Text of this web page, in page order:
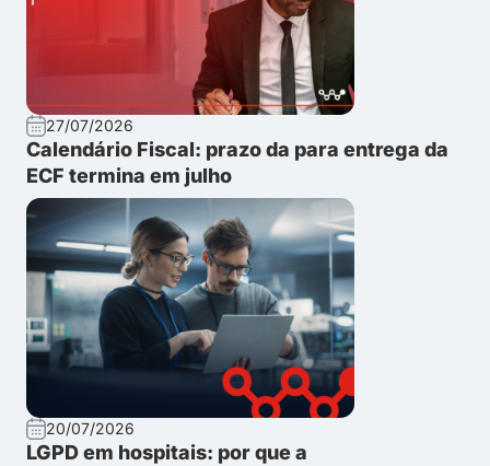
27/07/2026
Calendário Fiscal: prazo da para entrega da
ECF termina em julho
20/07/2026
LGPD em hospitais: por que a